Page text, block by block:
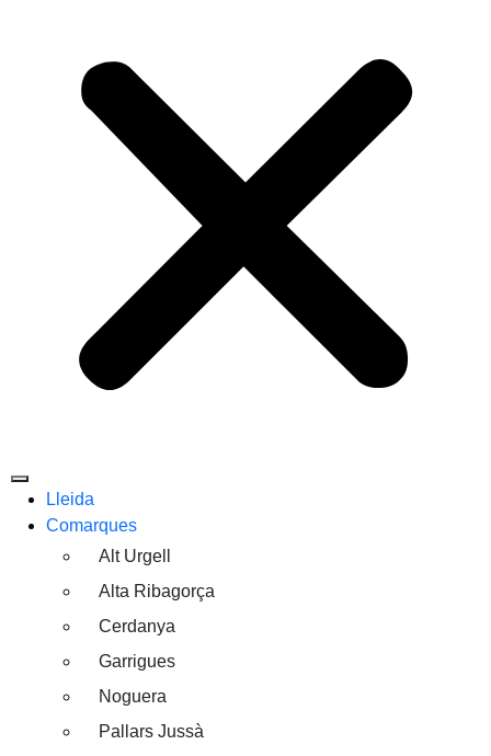
Lleida
Comarques
Alt Urgell
Alta Ribagorça
Cerdanya
Garrigues
Noguera
Pallars Jussà